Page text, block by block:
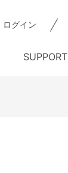
ログイン
SUPPORT